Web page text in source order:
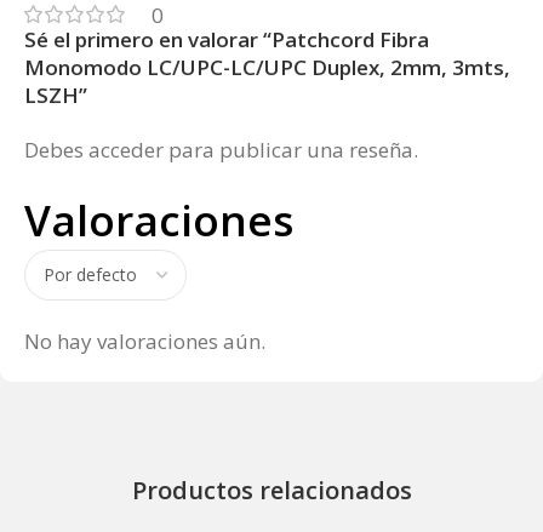
0
Valoraciones
No hay valoraciones aún.
Sé el primero en valorar “Patchcord Fibra
Monomodo LC/UPC-LC/UPC Duplex, 2mm, 3mts,
LSZH”
Debes acceder para publicar una reseña.
Productos relacionados